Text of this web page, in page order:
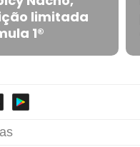
limitada
1®